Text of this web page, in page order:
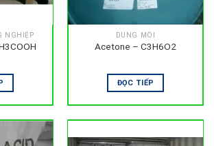
NGHIỆP DUNG MÔI
Acetone – C3H6O2
ĐỌC TIẾP